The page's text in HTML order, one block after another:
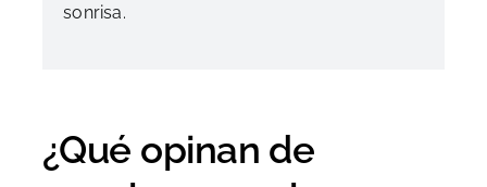
sonrisa.
¿Qué opinan de